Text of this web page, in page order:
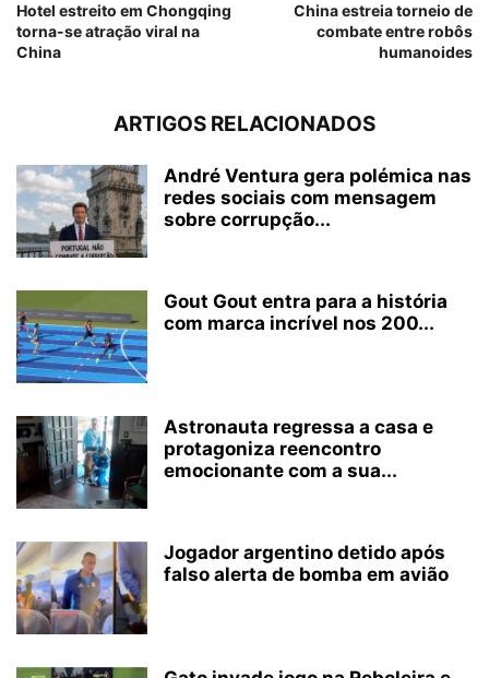
Hotel estreito em Chongqing
torna-se atração viral na
China
China estreia torneio de
combate entre robôs
humanoides
ARTIGOS RELACIONADOS
André Ventura gera polémica nas
redes sociais com mensagem
sobre corrupção...
Gout Gout entra para a história
com marca incrível nos 200...
Astronauta regressa a casa e
protagoniza reencontro
emocionante com a sua...
Jogador argentino detido após
falso alerta de bomba em avião